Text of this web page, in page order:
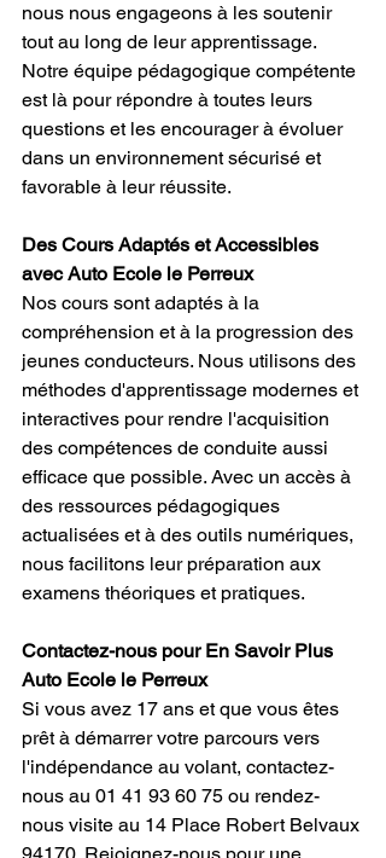
nous nous engageons à les soutenir
tout au long de leur apprentissage.
Notre équipe pédagogique compétente
est là pour répondre à toutes leurs
questions et les encourager à évoluer
dans un environnement sécurisé et
favorable à leur réussite.
Des Cours Adaptés et Accessibles
avec Auto Ecole le Perreux
Nos cours sont adaptés à la
compréhension et à la progression des
jeunes conducteurs. Nous utilisons des
méthodes d'apprentissage modernes et
interactives pour rendre l'acquisition
des compétences de conduite aussi
efficace que possible. Avec un accès à
des ressources pédagogiques
actualisées et à des outils numériques,
nous facilitons leur préparation aux
examens théoriques et pratiques.
Contactez-nous pour En Savoir Plus
Auto Ecole le Perreux
Si vous avez 17 ans et que vous êtes
prêt à démarrer votre parcours vers
l'indépendance au volant, contactez-
nous au 01 41 93 60 75 ou rendez-
nous visite au 14 Place Robert Belvaux